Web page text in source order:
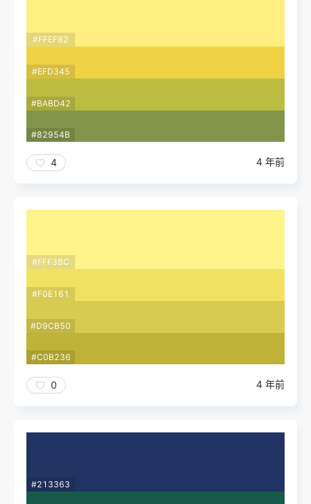
#FFEF82
#EFD345
#BABD42
#82954B
4 4 年前
#FFF38C
#F0E161
#D9CB50
#C0B236
0 4 年前
#213363